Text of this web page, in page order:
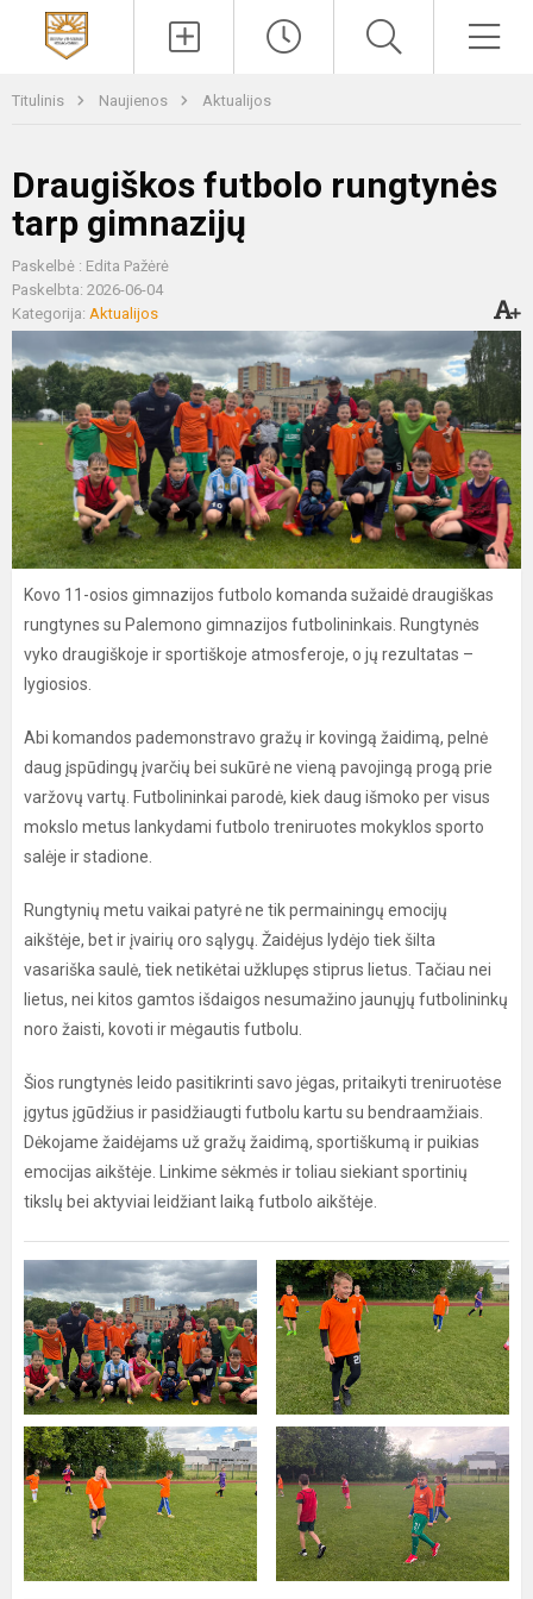
Titulinis Naujienos Aktualijos
Draugiškos futbolo rungtynės
tarp gimnazijų
Paskelbė : Edita Pažėrė
Paskelbta: 2026-06-04
Kategorija: Aktualijos
Kovo 11-osios gimnazijos futbolo komanda sužaidė draugiškas
rungtynes su Palemono gimnazijos futbolininkais. Rungtynės
vyko draugiškoje ir sportiškoje atmosferoje, o jų rezultatas –
lygiosios.
Abi komandos pademonstravo gražų ir kovingą žaidimą, pelnė
daug įspūdingų įvarčių bei sukūrė ne vieną pavojingą progą prie
varžovų vartų. Futbolininkai parodė, kiek daug išmoko per visus
mokslo metus lankydami futbolo treniruotes mokyklos sporto
salėje ir stadione.
Rungtynių metu vaikai patyrė ne tik permainingų emocijų
aikštėje, bet ir įvairių oro sąlygų. Žaidėjus lydėjo tiek šilta
vasariška saulė, tiek netikėtai užklupęs stiprus lietus. Tačiau nei
lietus, nei kitos gamtos išdaigos nesumažino jaunųjų futbolininkų
noro žaisti, kovoti ir mėgautis futbolu.
Šios rungtynės leido pasitikrinti savo jėgas, pritaikyti treniruotėse
įgytus įgūdžius ir pasidžiaugti futbolu kartu su bendraamžiais.
Dėkojame žaidėjams už gražų žaidimą, sportiškumą ir puikias
emocijas aikštėje. Linkime sėkmės ir toliau siekiant sportinių
tikslų bei aktyviai leidžiant laiką futbolo aikštėje.